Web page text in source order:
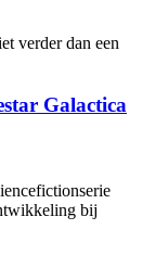
verder dan een
Galactica
bij